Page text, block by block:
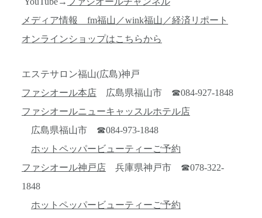
メディア情報 fm福山／wink福山／経済リポート
オンラインショップはこちらから
エステサロン福山(広島)神戸
ファシオール本店 広島県福山市 ☎084-927-1848
ファシオールニューキャッスルホテル店
広島県福山市 ☎084-973-1848
ホットペッパービューティーご予約
ファシオール神戸店 兵庫県神戸市 ☎078-322-
1848
ホットペッパービューティーご予約